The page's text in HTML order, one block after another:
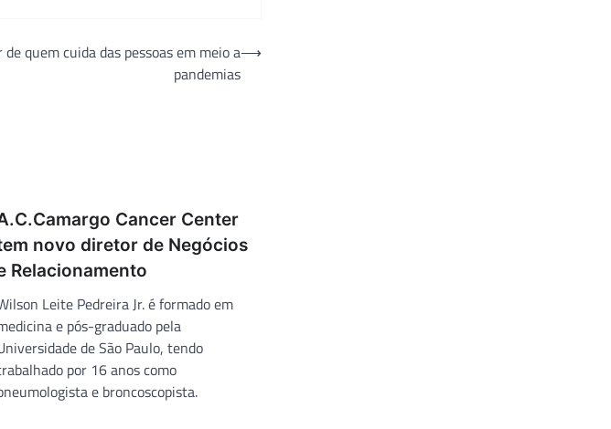
quem cuida das pessoas em meio a
pandemias
⟶
Cancer Center
novo diretor de Negócios
Relacionamento
Leite Pedreira Jr. é formado em
e pós-graduado pela
de São Paulo, tendo
por 16 anos como
e broncoscopista.